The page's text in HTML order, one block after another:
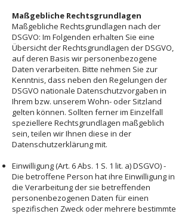
Maßgebliche Rechtsgrundlagen
Maßgebliche Rechtsgrundlagen nach der
DSGVO: Im Folgenden erhalten Sie eine
Übersicht der Rechtsgrundlagen der DSGVO,
auf deren Basis wir personenbezogene
Daten verarbeiten. Bitte nehmen Sie zur
Kenntnis, dass neben den Regelungen der
DSGVO nationale Datenschutzvorgaben in
Ihrem bzw. unserem Wohn- oder Sitzland
gelten können. Sollten ferner im Einzelfall
speziellere Rechtsgrundlagen maßgeblich
sein, teilen wir Ihnen diese in der
Datenschutzerklärung mit.
Einwilligung (Art. 6 Abs. 1 S. 1 lit. a) DSGVO) -
Die betroffene Person hat ihre Einwilligung in
die Verarbeitung der sie betreffenden
personenbezogenen Daten für einen
spezifischen Zweck oder mehrere bestimmte